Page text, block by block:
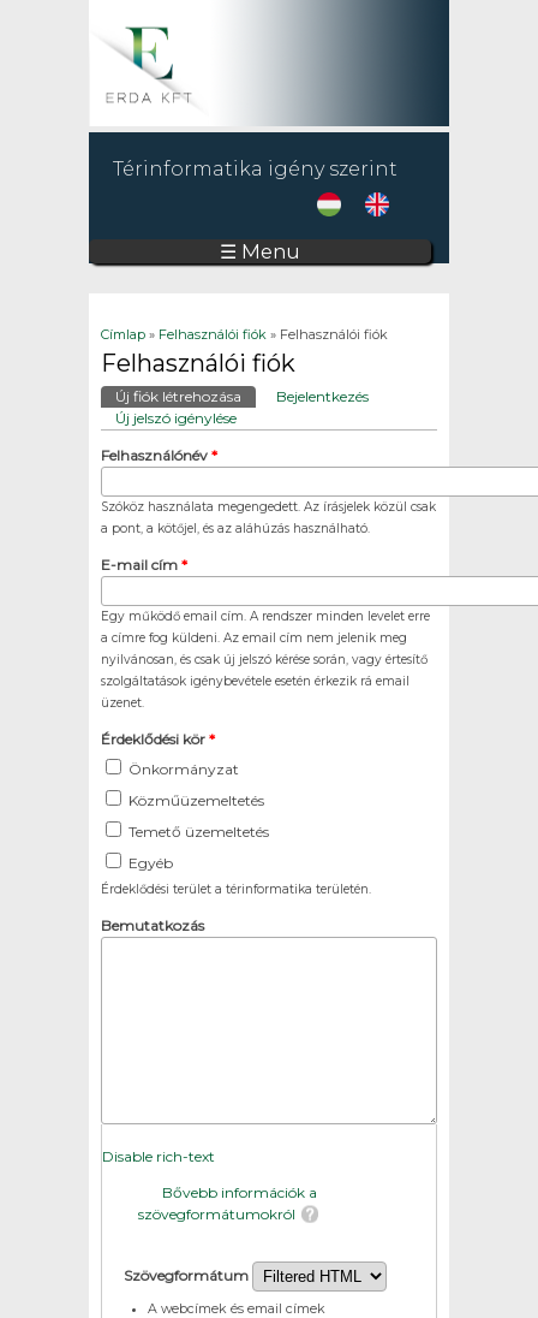
Térinformatika igény szerint
☰ Menu
Jelenlegi hely
Címlap » Felhasználói fiók » Felhasználói fiók
Felhasználói fiók
Elsődleges fülek
Új fiók létrehozása (aktív fül)Bejelentkezés
Új jelszó igénylése
Felhasználónév *
Szóköz használata megengedett. Az írásjelek közül csak
a pont, a kötőjel, és az aláhúzás használható.
E-mail cím *
Egy működő email cím. A rendszer minden levelet erre
a címre fog küldeni. Az email cím nem jelenik meg
nyilvánosan, és csak új jelszó kérése során, vagy értesítő
szolgáltatások igénybevétele esetén érkezik rá email
üzenet.
Érdeklődési kör *
Önkormányzat
Közműüzemeltetés
Temető üzemeltetés
Egyéb
Érdeklődési terület a térinformatika területén.
Bemutatkozás
Disable rich-text
Bővebb információk a
szövegformátumokról
Szövegformátum
A webcímek és email címek